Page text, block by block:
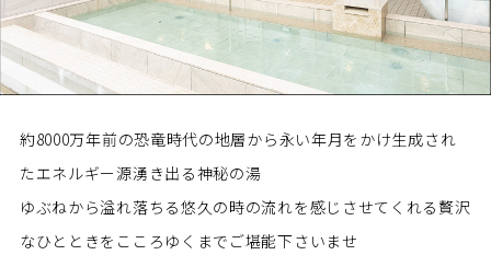
約8000万年前の恐竜時代の地層から永い年月をかけ生成され
たエネルギー源湧き出る神秘の湯
ゆぶねから溢れ落ちる悠久の時の流れを感じさせてくれる 贅沢
なひとときをこころゆくまでご堪能下さいませ